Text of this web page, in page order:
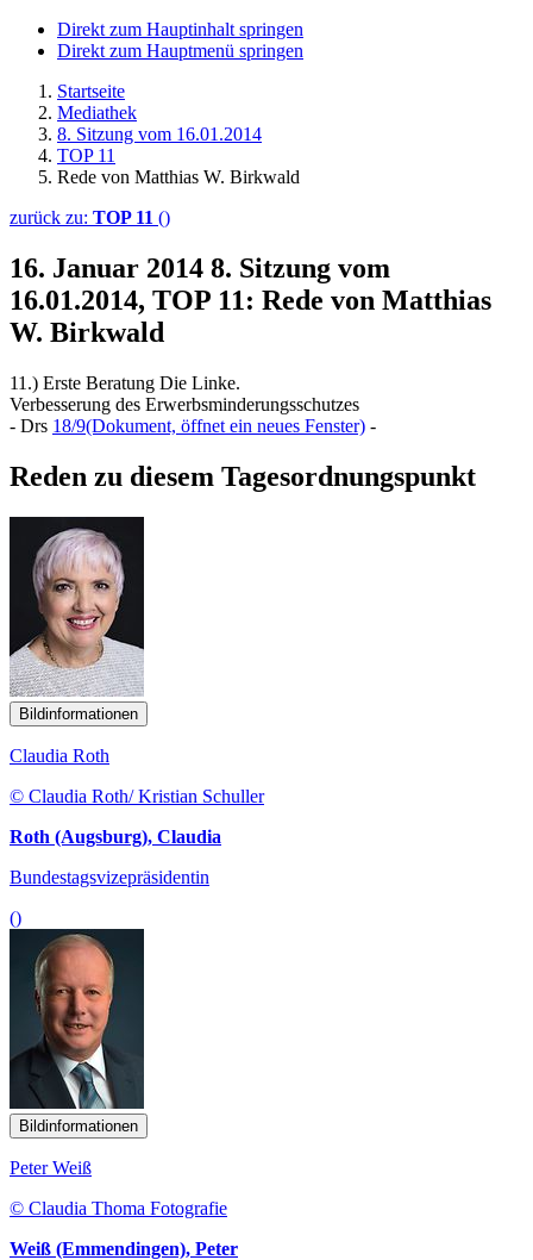
Direkt zum Hauptinhalt springen
Direkt zum Hauptmenü springen
Startseite
Mediathek
8. Sitzung vom 16.01.2014
TOP 11
Rede von Matthias W. Birkwald
zurück zu: TOP 11 ()
16. Januar 2014 8. Sitzung vom
16.01.2014, TOP 11: Rede von Matthias
W. Birkwald
11.) Erste Beratung Die Linke.
Verbesserung des Erwerbsminderungsschutzes
- Drs 18/9(Dokument, öffnet ein neues Fenster) -
Reden zu diesem Tagesordnungspunkt
Bildinformationen
Claudia Roth
© Claudia Roth/ Kristian Schuller
Roth (Augsburg), Claudia
Bundestagsvizepräsidentin
()
Bildinformationen
Peter Weiß
© Claudia Thoma Fotografie
Weiß (Emmendingen), Peter